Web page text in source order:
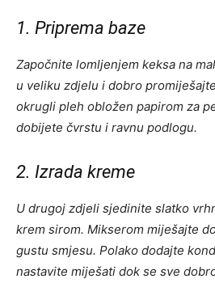
1. Priprema baze
Započnite lomljenjem keksa na
u veliku zdjelu i dobro
okrugli pleh obložen papirom za
dobijete čvrstu i ravnu podlogu.
2. Izrada kreme
U drugoj zdjeli sjedinite slatko
krem sirom. Mikserom miješajte
gustu smjesu. Polako dodajte
nastavite miješati dok se sve